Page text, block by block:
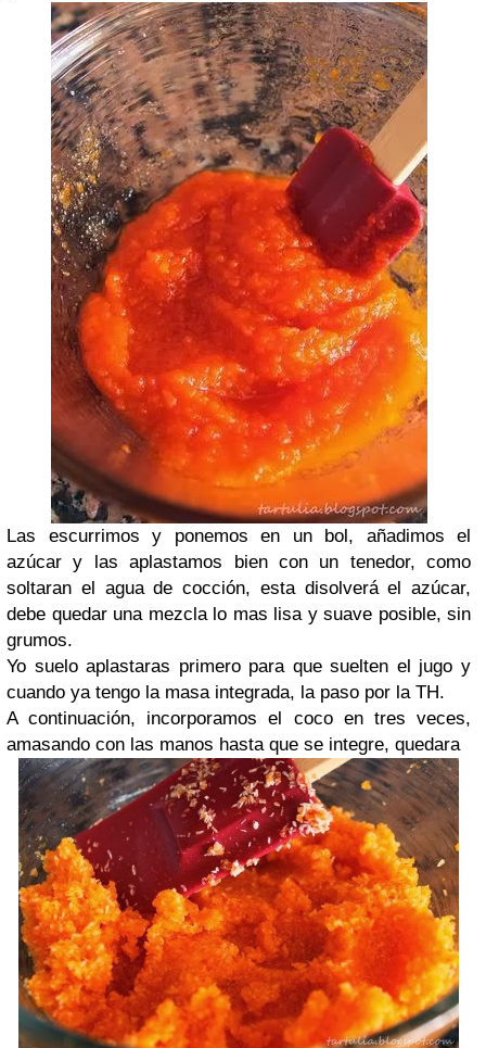
Las escurrimos y ponemos en un bol, añadimos el
azúcar y las aplastamos bien con un tenedor, como
soltaran el agua de cocción, esta disolverá el azúcar,
debe quedar una mezcla lo mas lisa y suave posible, sin
grumos.
Yo suelo aplastaras primero para que suelten el jugo y
cuando ya tengo la masa integrada, la paso por la TH.
A continuación, incorporamos el coco en tres veces,
amasando con las manos hasta que se integre, quedara